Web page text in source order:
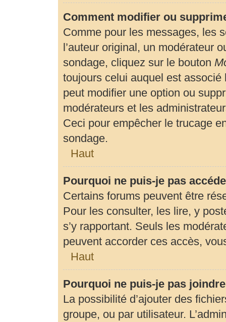
Comment modifier ou
Comme pour les messages, les
l’auteur original, un modérateur
sondage, cliquez sur le bouton
toujours celui auquel est associé
peut modifier une option ou
modérateurs et les
Ceci pour empêcher le trucage
sondage.
Haut
Pourquoi ne puis-je pas
Certains forums peuvent être
Pour les consulter, les lire, y
s’y rapportant. Seuls les
peuvent accorder ces accès,
Haut
Pourquoi ne puis-je pas
La possibilité d’ajouter des
groupe, ou par utilisateur.